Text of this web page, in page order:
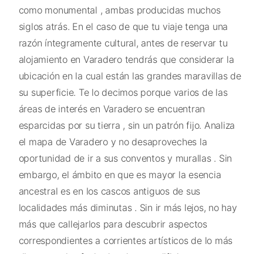
como monumental , ambas producidas muchos
siglos atrás. En el caso de que tu viaje tenga una
razón íntegramente cultural, antes de reservar tu
alojamiento en Varadero tendrás que considerar la
ubicación en la cual están las grandes maravillas de
su superficie. Te lo decimos porque varios de las
áreas de interés en Varadero se encuentran
esparcidas por su tierra , sin un patrón fijo. Analiza
el mapa de Varadero y no desaproveches la
oportunidad de ir a sus conventos y murallas . Sin
embargo, el ámbito en que es mayor la esencia
ancestral es en los cascos antiguos de sus
localidades más diminutas . Sin ir más lejos, no hay
más que callejarlos para descubrir aspectos
correspondientes a corrientes artísticos de lo más